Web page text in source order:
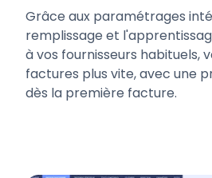
Grâce aux paramétrages
remplissage et
à vos fournisseurs habituels,
factures plus vite, avec une
dès la première facture.